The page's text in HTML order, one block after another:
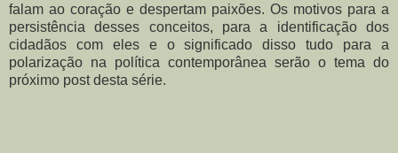
falam ao coração e despertam paixões. Os motivos para a
persistência desses conceitos, para a identificação dos
cidadãos com eles e o significado disso tudo para a
polarização na política contemporânea serão o tema do
próximo post desta série.